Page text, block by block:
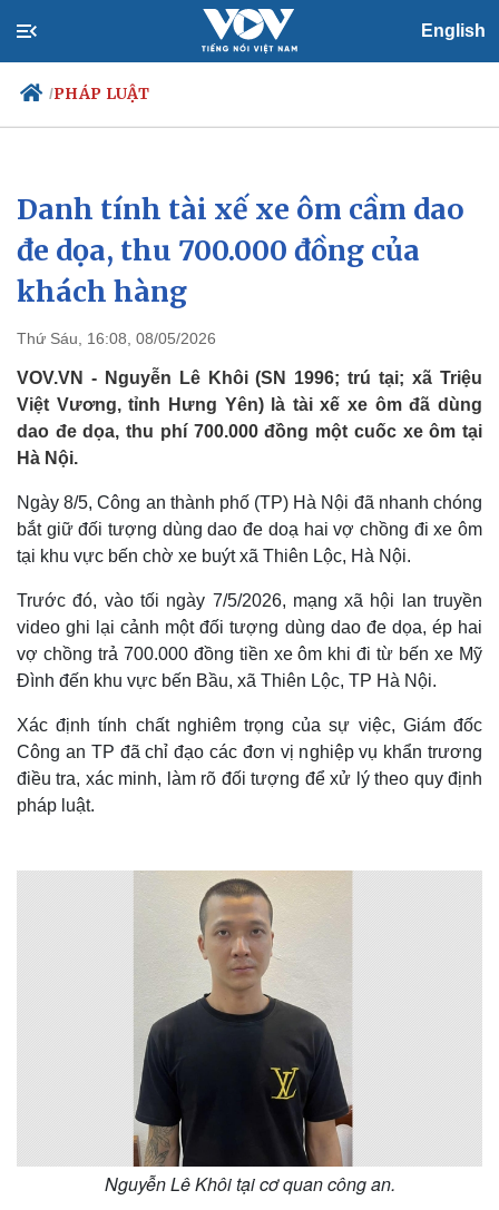
English
/PHÁP LUẬT
Chính trị
Đảng
Tổ chức nhân sự
Quốc hội
Xã hội
Tin 24h
Dự báo thời tiết
Danh tính tài xế xe ôm cầm dao
đe dọa, thu 700.000 đồng của
khách hàng
Thứ Sáu, 16:08, 08/05/2026
VOV.VN - Nguyễn Lê Khôi (SN 1996; trú tại; xã Triệu
Việt Vương, tỉnh Hưng Yên) là tài xế xe ôm đã dùng
dao đe dọa, thu phí 700.000 đồng một cuốc xe ôm tại
Hà Nội.
Ngày 8/5, Công an thành phố (TP) Hà Nội đã nhanh chóng
bắt giữ đối tượng dùng dao đe doạ hai vợ chồng đi xe ôm
tại khu vực bến chờ xe buýt xã Thiên Lộc, Hà Nội.
Trước đó, vào tối ngày 7/5/2026, mạng xã hội lan truyền
video ghi lại cảnh một đối tượng dùng dao đe dọa, ép hai
vợ chồng trả 700.000 đồng tiền xe ôm khi đi từ bến xe Mỹ
Đình đến khu vực bến Bầu, xã Thiên Lộc, TP Hà Nội.
Xác định tính chất nghiêm trọng của sự việc, Giám đốc
Công an TP đã chỉ đạo các đơn vị nghiệp vụ khẩn trương
điều tra, xác minh, làm rõ đối tượng để xử lý theo quy định
pháp luật.
Nguyễn Lê Khôi tại cơ quan công an.